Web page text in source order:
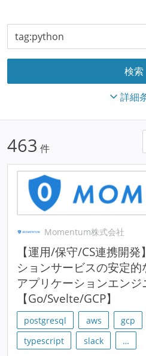
詳細
463 件
Momentum株式会社
【運用/保守/CS連携開
ションサービスの安定
アプリケーションエンジ
【Go/Svelte/GCP】
postgresql aws gcp
typescript
slack …